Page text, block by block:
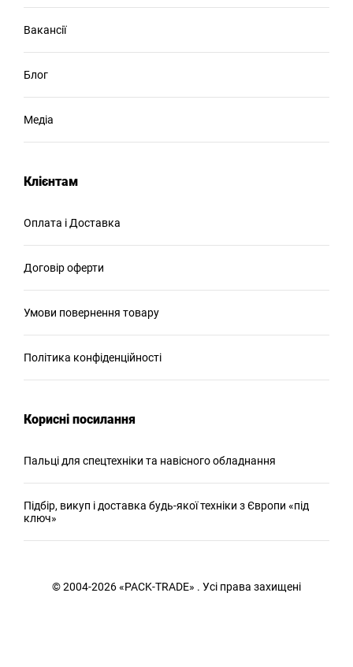
Вакансії
Блог
Медіа
Клієнтам
Оплата і Доставка
Договір оферти
Умови повернення товару
Політика конфіденційності
Корисні посилання
Пальці для спецтехніки та навісного обладнання
Підбір, викуп і доставка будь-якої техніки з Європи «під
ключ»
© 2004-2026 «PACK-TRADE» . Усі права захищені